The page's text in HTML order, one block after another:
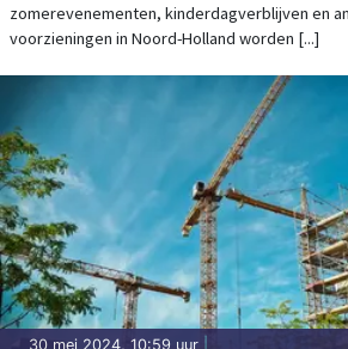
zomerevenementen, kinderdagverblijven en
voorzieningen in Noord-Holland worden [...]
30 mei 2024, 10:59 uur